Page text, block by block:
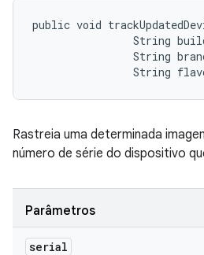
public void
String
String
String
Rastreia uma determinada
número de série do dispositivo
Parâmetros
serial